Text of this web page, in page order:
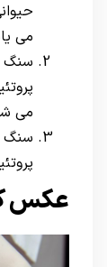
می
سنگ
می
سنگ
عکس